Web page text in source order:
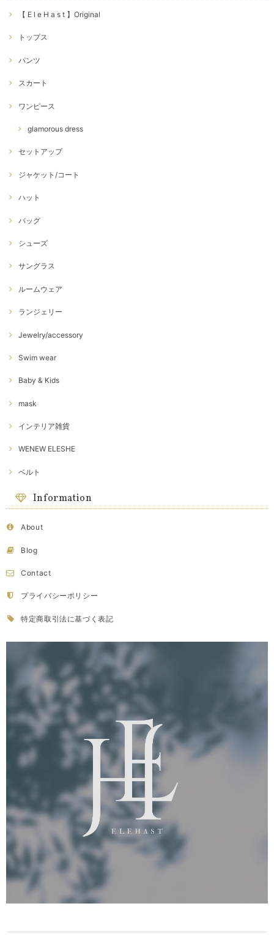
【 E l e H a s t 】Original
トップス
パンツ
スカート
ワンピース
glamorous dress
セットアップ
ジャケット/コート
ハット
バッグ
シューズ
サングラス
ルームウェア
ランジェリー
Jewelry/accessory
Swim wear
Baby & Kids
mask
インテリア雑貨
WENEW ELESHE
ベルト
Information
About
Blog
Contact
プライバシーポリシー
特定商取引法に基づく表記